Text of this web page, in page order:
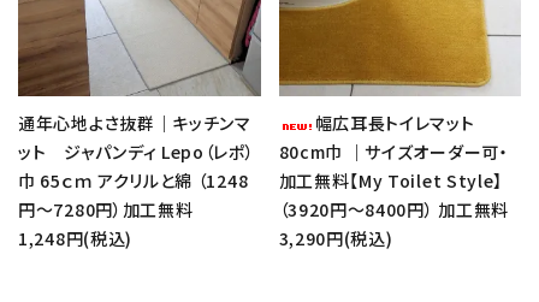
通年心地よさ抜群｜キッチンマ
ット ジャパンディ Lepo（レポ）
巾 65ｃｍ アクリルと綿 （1248
円～7280円）加工無料
1,248円(税込)
幅広耳長トイレマット
80cm巾 ｜サイズオーダー可・
加工無料【My Toilet Style】
（3920円～8400円） 加工無料
3,290円(税込)